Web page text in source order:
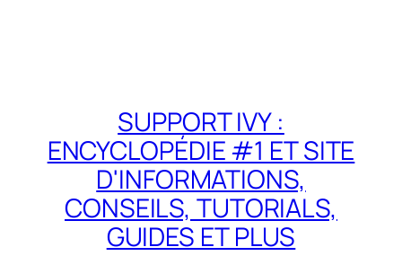
SUPPORT IVY :
ENCYCLOPÉDIE #1 ET SITE
D'INFORMATIONS,
CONSEILS, TUTORIALS,
GUIDES ET PLUS